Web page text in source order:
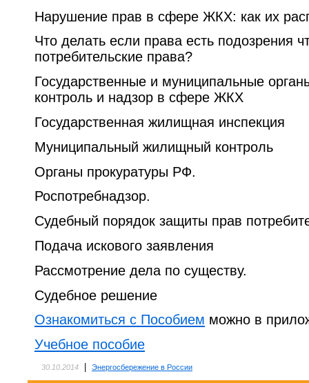
Нарушение прав в сфере ЖКХ: как их
Что делать если права есть подозрения
потребительские права?
Государственные и муниципальные
контроль и надзор в сфере ЖКХ
Государственная жилищная инспекция
Муниципальный жилищный контроль
Органы прокуратуры РФ.
Роспотребнадзор.
Судебный порядок защиты прав
Подача искового заявления
Рассмотрение дела по существу.
Судебное решение
Ознакомиться с Пособием можно в
Учебное пособие
30.10.2014 Энергосбережение в России